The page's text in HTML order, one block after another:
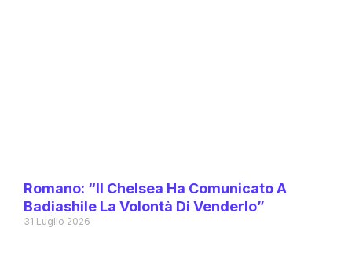
Romano: “Il Chelsea Ha Comunicato A
Badiashile La Volontà Di Venderlo”
31 Luglio 2026